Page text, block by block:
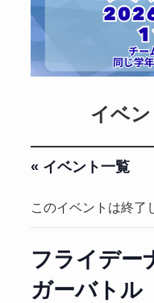
イベ
« イベント一覧
このイベントは終了
フライデー
ガーバトル